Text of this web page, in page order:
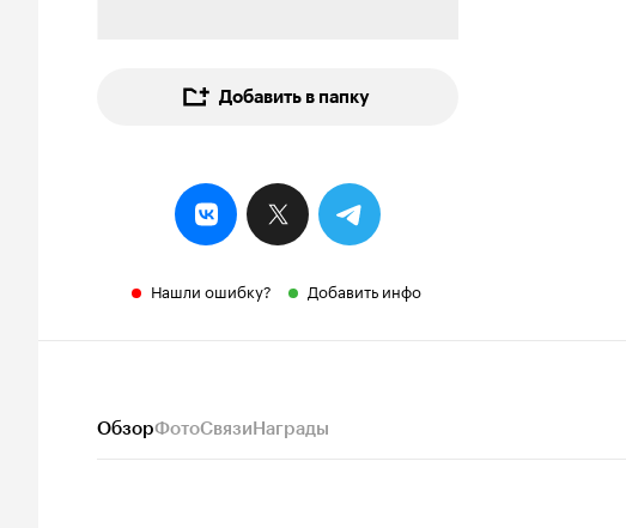
Добавить в папку
Нашли ошибку? Добавить инфо
ОбзорФотоСвязиНаграды